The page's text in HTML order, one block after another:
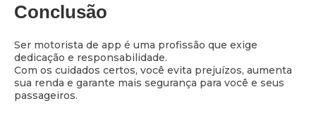
Conclusão
Ser motorista de app é uma profissão que exige
dedicação e responsabilidade.
Com os cuidados certos, você evita prejuízos, aumenta
sua renda e garante mais segurança para você e seus
passageiros.